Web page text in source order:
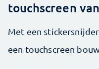
touchscreen
Met een
een touchscreen